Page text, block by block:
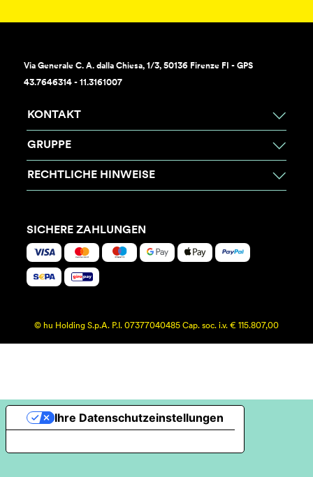
Via Generale C. A. dalla Chiesa, 1/3, 50136 Firenze FI - GPS
43.7646314 - 11.3161007
KONTAKT
GRUPPE
RECHTLICHE HINWEISE
SICHERE ZAHLUNGEN
© hu Holding S.p.A. P.I. 07377040485 Cap. soc. i.v. € 115.807,00
Ihre Datenschutzeinstellungen